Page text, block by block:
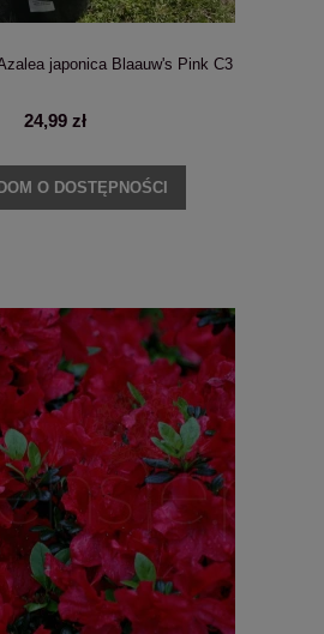
japonica Blaauw's Pink C3
24,99 zł
O DOSTĘPNOŚCI